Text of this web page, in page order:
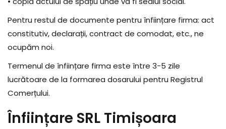
Pentru restul de documente pentru înființare firma: act
constitutiv, declarații, contract de comodat, etc., ne
ocupăm noi.
Termenul de înființare firma este între 3-5 zile
lucrătoare de la formarea dosarului pentru Registrul
Comerțului.
Înființare SRL Timișoara